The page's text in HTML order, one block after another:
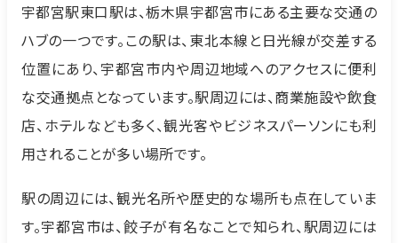
宇都宮駅東口駅は、栃木県宇都宮市にある主要な交通の
ハブの一つです。この駅は、東北本線と日光線が交差する
位置にあり、宇都宮市内や周辺地域へのアクセスに便利
な交通拠点となっています。駅周辺には、商業施設や飲食
店、ホテルなども多く、観光客やビジネスパーソンにも利
用されることが多い場所です。
駅の周辺には、観光名所や歴史的な場所も点在していま
す。宇都宮市は、餃子が有名なことで知られ、駅周辺には